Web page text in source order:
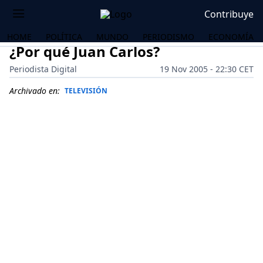
Contribuye
HOME POLÍTICA MUNDO PERIODISMO ECONOMÍA
¿Por qué Juan Carlos?
Periodista Digital
19 Nov 2005 - 22:30 CET
Archivado en: TELEVISIÓN